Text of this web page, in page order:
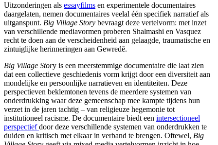
Uitzonderingen als essayfilms en experimentele documentaires
daargelaten, nemen documentaires veelal één specifiek narratief als
uitganspunt. Big Village Story bevraagt deze vertelvorm: met inzet
van verschillende mediavormen proberen Shalmashi en Vasquez
recht te doen aan de verscheidenheid aan gelaagde, traumatische en
zintuiglijke herinneringen aan Gewredê.
Big Village Story is een meerstemmige documentaire die laat zien
dat een collectieve geschiedenis vorm krijgt door een diversiteit aan
mondelijke en persoonlijke narratieven en identiteiten. Deze
perspectieven beklemtonen tevens de meerdere systemen van
onderdrukking waar deze gemeenschap mee kampte tijdens hun
verzet in de jaren tachtig – van religieuze hegemonie tot
institutioneel racisme. De documentaire biedt een intersectioneel
perspectief door deze verschillende systemen van onderdrukken te
duiden en kritisch met elkaar in verband te brengen. Oftewel, Big